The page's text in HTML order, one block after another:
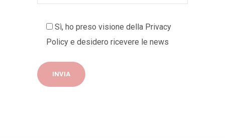
Sì, ho preso visione della Privacy
Policy e desidero ricevere le news